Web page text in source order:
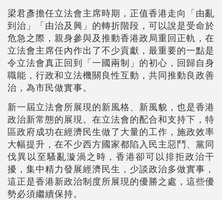
梁君彥擔任立法會主席時期，正值香港走向「由亂
到治」「由治及興」的轉折階段，可以說是受命於
危急之際，親身參與及推動香港政局重回正軌，在
立法會主席任內作出了不少貢獻，最重要的一點是
令立法會真正回到「一國兩制」的初心，回歸自身
職能，行政和立法機關良性互動，共同推動良政善
治，為市民做實事。
新一屆立法會所展現的新風格、新風貌，也是香港
政治新常態的展現。在立法會的配合和支持下，特
區政府成功在經濟民生做了大量的工作，施政效率
大幅提升，在不少西方國家都陷入民主惡鬥、黨同
伐異以至騷亂漩渦之時，香港卻可以排拒政治干
擾，集中精力發展經濟民生，少談政治多做實事，
這正是香港新政治制度所展現的優勝之處，這些優
勢必須繼續保持。